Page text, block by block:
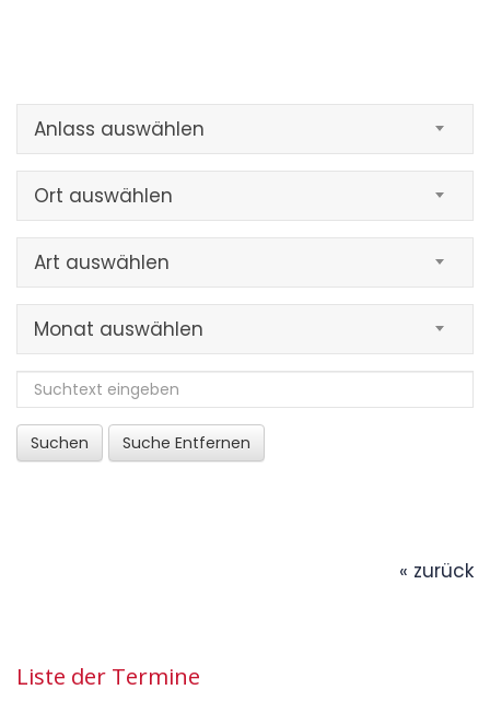
Anlass auswählen
Ort auswählen
Art auswählen
Monat auswählen
Suchen Suche Entfernen
« zurück
Liste der Termine